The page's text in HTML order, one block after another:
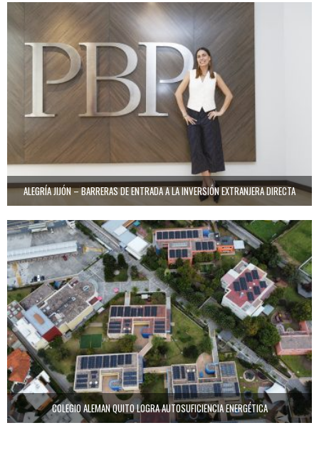
ALEGRÍA JIJÓN – BARRERAS DE ENTRADA A LA INVERSIÓN EXTRANJERA DIRECTA
COLEGIO ALEMAN QUITO LOGRA AUTOSUFICIENCIA ENERGÉTICA